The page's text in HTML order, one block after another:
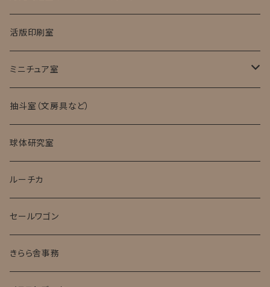
活版印刷室
ミニチュア室
ミニチュア試験管入標本
抽斗室（文房具など）
球体研究室
ルーチカ
セールワゴン
きらら舎事務